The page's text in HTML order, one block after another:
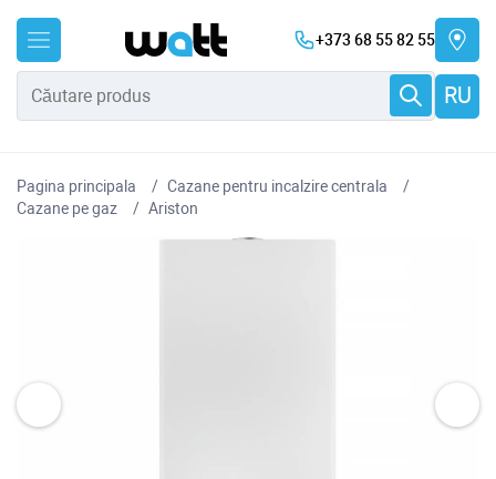
+373 68 55 82 55
RU
Pagina principala
Cazane pentru incalzire centrala
Cazane pe gaz
Ariston